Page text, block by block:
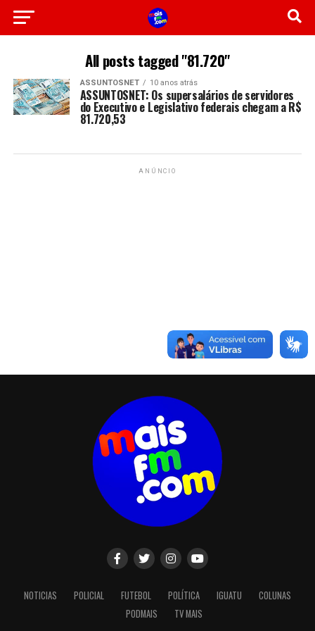
All posts tagged "81.720"
ASSUNTOSNET 10 anos atrás
ASSUNTOSNET: Os supersalários de servidores
do Executivo e Legislativo federais chegam a R$
81.720,53
ANÚNCIO
NOTICIAS POLICIAL FUTEBOL POLÍTICA IGUATU
COLUNAS
PODMAIS
TV MAIS